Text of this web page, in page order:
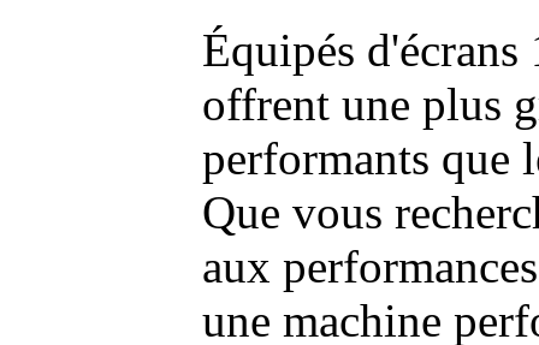
Équipés
offrent une plus
performants que
Que vous
aux
une machine